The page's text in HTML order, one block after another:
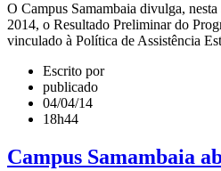
O Campus Samambaia divulga,
2014, o Resultado Preliminar do
vinculado à Política de Assistência
Escrito por
publicado
04/04/14
18h44
Campus Samambaia